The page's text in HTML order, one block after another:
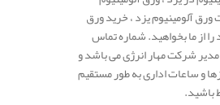
ورق آلومینیوم یزد ، خرید ورق
را از ما بخواهید. شماره تماس
شرکت مهار انرژی می باشد و
و ساعات اداری به طور مستقیم
باشید.